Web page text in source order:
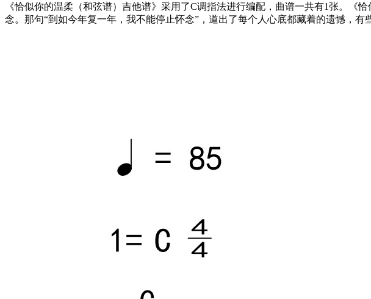
《恰似你的温柔（和弦谱）吉他谱》采用了C调指法进行编配，曲谱一共有1张。
念。那句“到如今年复一年，我不能停止怀念”，道出了每个人心底都藏着的遗憾，